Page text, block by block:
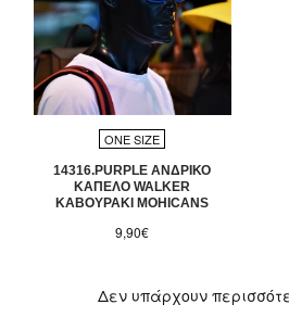
ONE SIZE
14316.PURPLE ΑΝΔΡΙΚΟ
ΚΑΠΕΛΟ WALKER
ΚΑΒΟΥΡΑΚΙ MOHICANS
9,90€
Δεν υπάρχουν